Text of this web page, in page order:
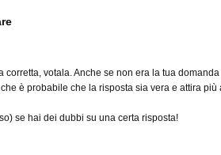
corretta, votala.Anche se non era la tua
è probabile che la risposta sia vera e attira più
se hai dei dubbi su una certa risposta!